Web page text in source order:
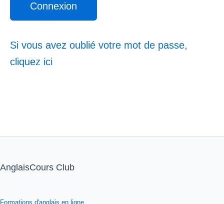
Si vous avez oublié votre mot de passe,
cliquez ici
AnglaisCours Club
Formations d'anglais en ligne